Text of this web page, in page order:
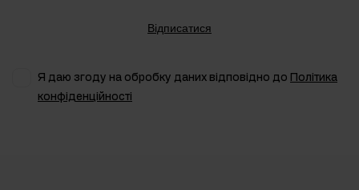
Відписатися
Я даю згоду на обробку даних відповідно до
Політика
конфіденційності